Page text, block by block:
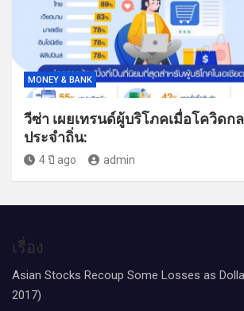
MONEY & BANK
วีซ่า เผยเทรนด์ผู้บริโภคเมื่อโควิดก
ประจำถิ่น:
4 ปี ago admin
เรื่อง
Asian Stocks Recoup Some Losses as
2017)